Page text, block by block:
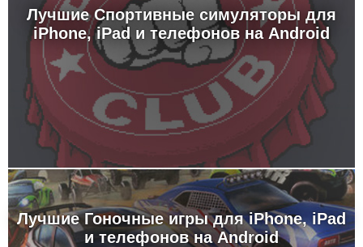
Лучшие Спортивные симуляторы для
iPhone, iPad и телефонов на Android
Лучшие Гоночные игры для iPhone, iPad
и телефонов на Android